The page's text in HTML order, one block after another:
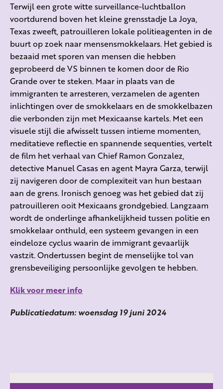
Terwijl een grote witte surveillance-luchtballon
voortdurend boven het kleine grensstadje La Joya,
Texas zweeft, patrouilleren lokale politieagenten in de
buurt op zoek naar mensensmokkelaars. Het gebied is
bezaaid met sporen van mensen die hebben
geprobeerd de VS binnen te komen door de Rio
Grande over te steken. Maar in plaats van de
immigranten te arresteren, verzamelen de agenten
inlichtingen over de smokkelaars en de smokkelbazen
die verbonden zijn met Mexicaanse kartels. Met een
visuele stijl die afwisselt tussen intieme momenten,
meditatieve reflectie en spannende sequenties, vertelt
de film het verhaal van Chief Ramon Gonzalez,
detective Manuel Casas en agent Mayra Garza, terwijl
zij navigeren door de complexiteit van hun bestaan
aan de grens. Ironisch genoeg was het gebied dat zij
patrouilleren ooit Mexicaans grondgebied. Langzaam
wordt de onderlinge afhankelijkheid tussen politie en
smokkelaar onthuld, een systeem gevangen in een
eindeloze cyclus waarin de immigrant gevaarlijk
vastzit. Ondertussen begint de menselijke tol van
grensbeveiliging persoonlijke gevolgen te hebben.
Klik voor meer info
Publicatiedatum: woensdag 19 juni 2024